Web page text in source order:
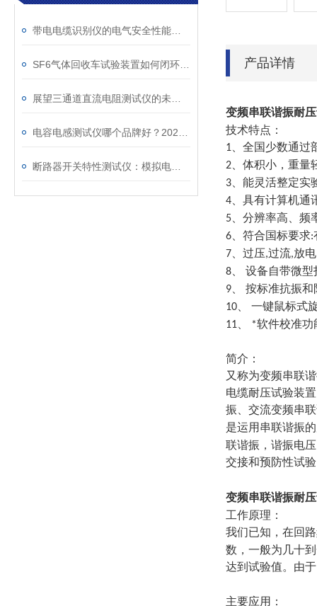
产品详情
变频串联谐振耐
技术特点：
1 、全国少数通过
2 、体积小，重
3 、能灵活整定
4 、具有计算机
5 、分辨率高、频
6 、符合国标要求:
7 、过压,过流,放电
8 、 设备自带微
9 、 按标准抗振
10 、 一键鼠标式
11 *软件校准功
简介：
又称为变频串联
电缆耐压试验装
振、交流变频串
是运用串联谐振
联谐振，谐振电
交接和预防性试
变频串联谐振耐
工作原理：
我们已知，在回
数，一般为几十
达到试验值。由
主要应用：